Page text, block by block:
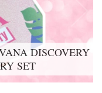
DISCOVERY
SET